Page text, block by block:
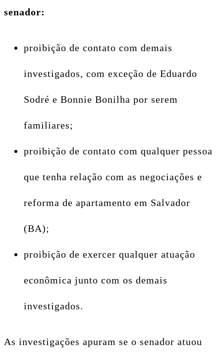
senador:
proibição de contato com demais
investigados, com exceção de Eduardo
Sodré e Bonnie Bonilha por serem
familiares;
proibição de contato com qualquer pessoa
que tenha relação com as negociações e
reforma de apartamento em Salvador
(BA);
proibição de exercer qualquer atuação
econômica junto com os demais
investigados.
As investigações apuram se o senador atuou